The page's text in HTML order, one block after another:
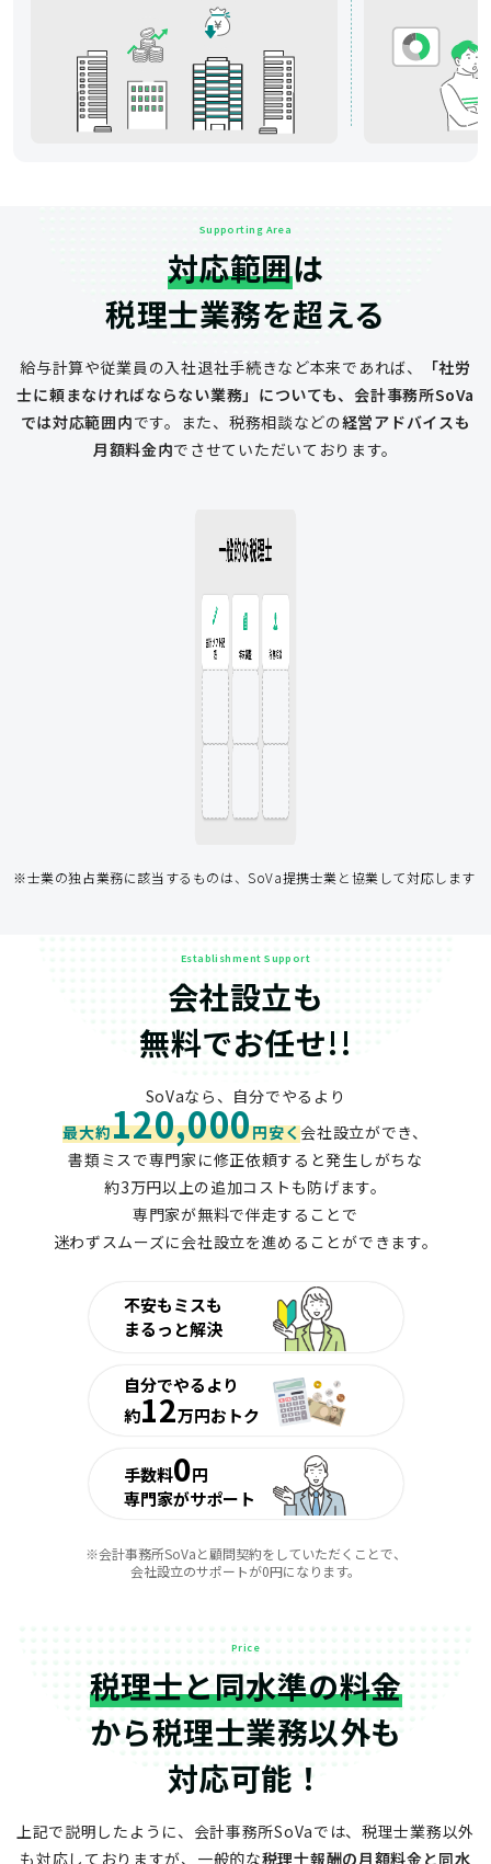
Supporting Area
対応範囲は
税理士業務を超える
給与計算や従業員の入社退社手続きなど本来であれば、
「社労
士に頼まなければならない業務」についても、会計事務所SoVa
では対応範囲内です。 また、税務相談などの経営アドバイスも
月額料金内でさせていただいております。
一般的な税理士
年末調整
年末調整
従業員入社
補助金
アドバイス
※士業の独占業務に該当するものは、SoVa提携士業と協業して対応します
Establishment Support
会社設立も
無料でお任せ!!
SoVaなら、自分でやるより
最大約120,000円安く会社設立ができ、
書類ミスで専門家に修正依頼すると発生しがちな
約3万円以上の追加コストも防げます。
専門家が無料で伴走することで
迷わずスムーズに会社設立を進めることができます。
不安もミスも
まるっと解決
自分でやるより
約12万円おトク
手数料0円
専門家がサポート
※会計事務所SoVaと顧問契約をしていただくことで、
会社設立のサポートが0円になります。
Price
税理士と同水準の料金
から税理士業務以外も
対応可能！
上記で説明したように、会計事務所SoVaでは、税理士業務以外
も対応しておりますが、 一般的な税理士報酬の月額料金と同水